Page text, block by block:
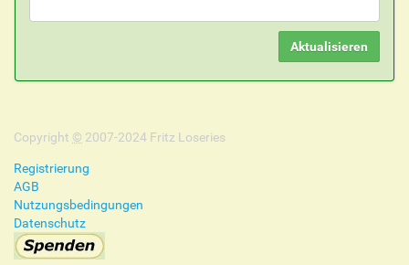
Copyright © 2007-2024 Fritz Loseries
Registrierung
AGB
Nutzungsbedingungen
Datenschutz